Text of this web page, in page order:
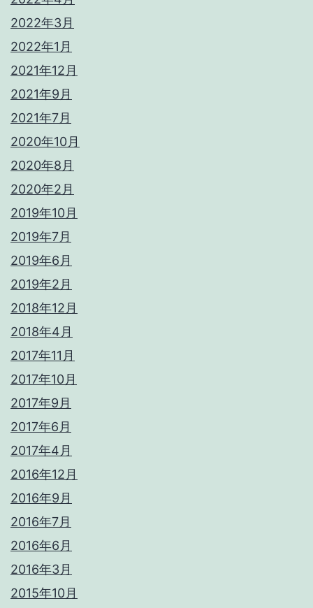
2022年3月
2022年1月
2021年12月
2021年9月
2021年7月
2020年10月
2020年8月
2020年2月
2019年10月
2019年7月
2019年6月
2019年2月
2018年12月
2018年4月
2017年11月
2017年10月
2017年9月
2017年6月
2017年4月
2016年12月
2016年9月
2016年7月
2016年6月
2016年3月
2015年10月